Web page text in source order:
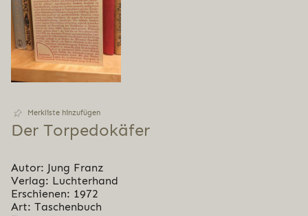
Merkliste hinzufügen
Der Tor­pe­do­kä­fer
Autor: Jung Franz
Verlag: Luchterhand
Erschienen: 1972
Art: Taschenbuch